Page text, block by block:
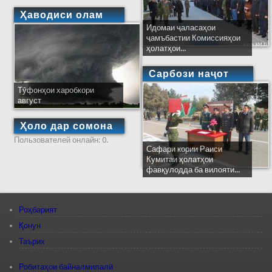
Ҳаводиси олам
Тӯфонҳои харобкори
август
Ҳоло дар сомона
Пользователей онлайн: 0.
Идомаи ҷаласаҳои
ҷамъбастии Комиссияҳои
ҳолатҳои...
Сарбози наҷот
Сафари кории Раиси
Кумитаи ҳолатҳои
фавқулодда ба вилояти...
Роҳбарият
Қонун
Таърих
Робитаҳои байналмилалӣ